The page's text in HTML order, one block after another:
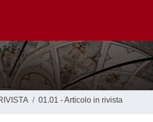
01.01 - Articolo in rivista